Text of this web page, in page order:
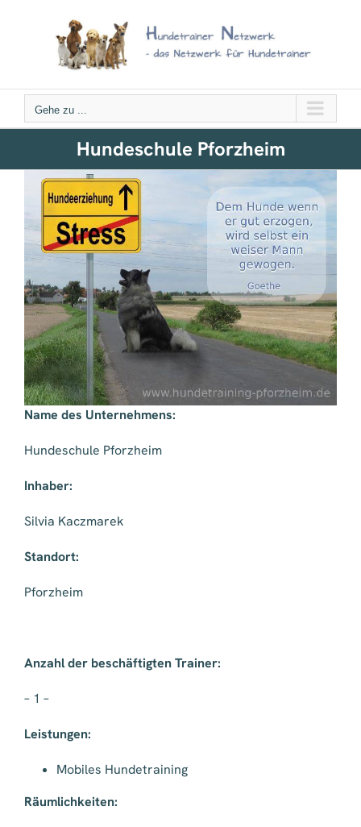
Gehe zu ...
Hundeschule Pforzheim
Name des Unternehmens:
Hundeschule Pforzheim
Inhaber:
Silvia Kaczmarek
Standort:
Pforzheim
Anzahl der beschäftigten Trainer:
– 1 –
Leistungen:
Mobiles Hundetraining
Räumlichkeiten: